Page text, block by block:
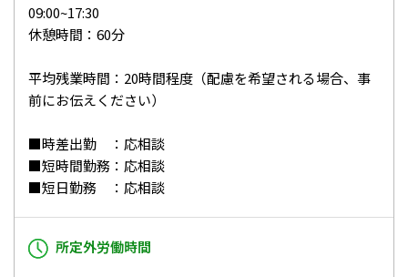
09:00~17:30
休憩時間：60分
平均残業時間：20時間程度（配慮を希望される場合、事
前にお伝えください）
■時差出勤 ：応相談
■短時間勤務：応相談
■短日勤務 ：応相談
所定外労働時間